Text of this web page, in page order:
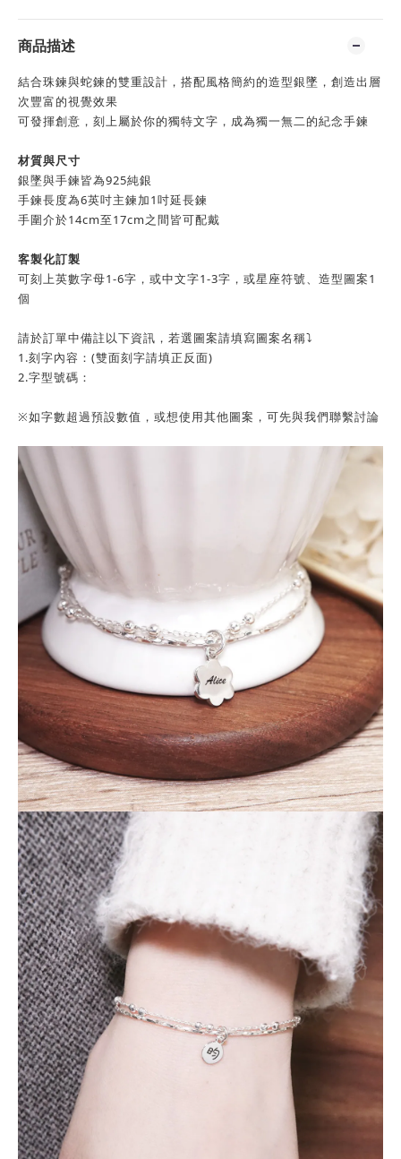
商品描述
結合珠鍊與蛇鍊的雙重設計，搭配風格簡約的造型銀墜，創造出層
次豐富的視覺效果
可發揮創意，刻上屬於你的獨特文字，成為獨一無二的紀念手鍊
材質與尺寸
銀墜與手鍊皆為925純銀
手鍊長度為6英吋主鍊加1吋延長鍊
手圍介於14cm至17cm之間皆可配戴
客製化訂製
可刻上英數字母1-6字，或中文字1-3字，或星座符號、造型圖案1
個
請於訂單中備註以下資訊，若選圖案請填寫圖案名稱⤵
1.刻字內容：(雙面刻字請填正反面)
2.字型號碼：
※如字數超過預設數值，或想使用其他圖案，可先與我們聯繫討論